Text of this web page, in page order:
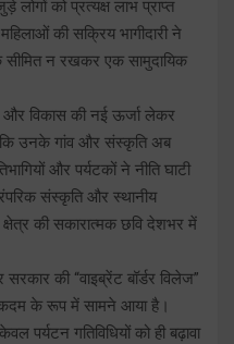
को प्रत्यक्ष लाभ प्राप्त
की सक्रिय भागीदारी ने
न रखकर एक सामुदायिक
और विकास की नई ऊर्जा लेकर
कि उनके गांव और संस्कृति अब
और पर्यटकों ने नीति घाटी
संस्कृति और स्थानीय
की सकारात्मक छवि देशभर में
की “वाइब्रेंट बॉर्डर विलेज”
के रूप में सामने आया है।
पर्यटन गतिविधियों को ही बढ़ावा